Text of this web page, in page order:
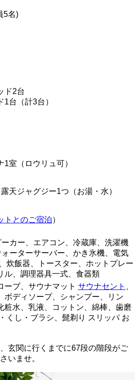
5名)
ド2台
台（計3台）
室（ロウリュ可）
天ジャグジー1つ（お湯・水）
トとのご宿泊）
カー、エアコン、冷蔵庫、洗濯機
ーターサーバー、かき氷機、電気
炊飯器、トースター、ホットプレー
ル、調理器具一式、食器類
ーブ、サウナマット サウナセント
ボディソープ、シャンプー、リン
粧水、乳液、コットン、綿棒、歯磨
くし・ブラシ、髭剃り スリッパ お
玄関に行くまでに67段の階段がご
いませ。